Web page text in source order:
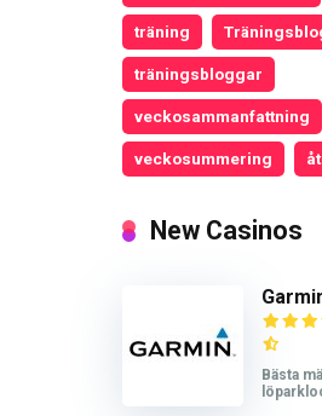
träning
träningsbloggar
veckosammanfattning
veckosummering
New Casinos
Bästa